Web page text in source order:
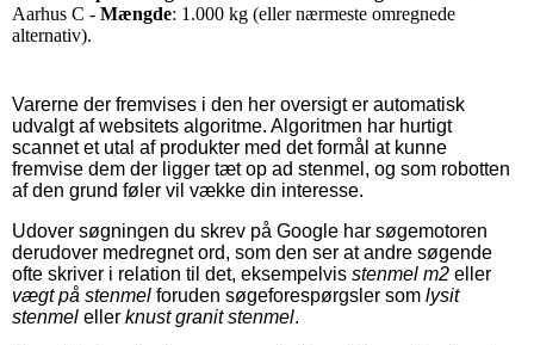
Aarhus C - Mængde: 1.000 kg (eller nærmeste omregnede
alternativ).
Varerne der fremvises i den her oversigt er automatisk
udvalgt af websitets algoritme. Algoritmen har hurtigt
scannet et utal af produkter med det formål at kunne
fremvise dem der ligger tæt op ad stenmel, og som robotten
af den grund føler vil vække din interesse.
Udover søgningen du skrev på Google har søgemotoren
derudover medregnet ord, som den ser at andre søgende
ofte skriver i relation til det, eksempelvis stenmel m2 eller
vægt på stenmel foruden søgeforespørgsler som lysit
stenmel eller knust granit stenmel.